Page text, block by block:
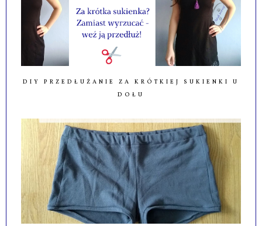
DIY PRZEDŁUŻANIE ZA KRÓTKIEJ SUKIENKI U
DOŁU